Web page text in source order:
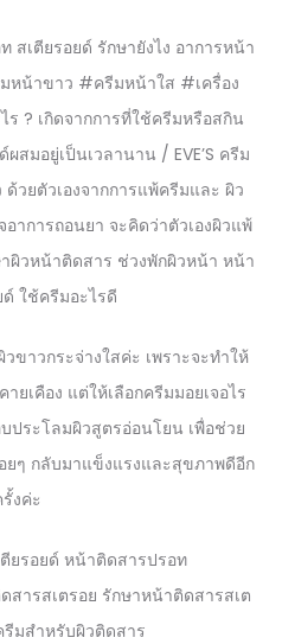
สเตียรอยด์ รักษายังไง อาการหน้า
หน้าขาว #ครีมหน้าใส #เครื่อง
ร ? เกิดจากการที่ใช้ครีมหรือสกิน
สมอยู่เป็นเวลานาน / EVE’S ครีม
วยตัวเองจากการแพ้ครีมและ ผิว
าการถอนยา จะคิดว่าตัวเองผิวแพ้
ผิวหน้าติดสาร ช่วงพักผิวหน้า หน้า
ใช้ครีมอะไรดี
ขาวกระจ่างใสค่ะ เพราะจะทำให้
ยเคือง แต่ให้เลือกครีมมอยเจอไร
ประโลมผิวสูตรอ่อนโยน เพื่อช่วย
ๆ กลับมาแข็งแรงและสุขภาพดีอีก
งค่ะ
ยรอยด์ หน้าติดสารปรอท
ารสเตรอย รักษาหน้าติดสารสเต
มสำหรับผิวติดสาร